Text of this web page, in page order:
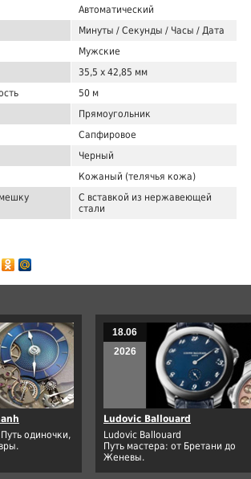
Автоматический
Минуты / Секунды / Часы / Дата
Мужские
35,5 x 42,85 мм
50 м
Прямоугольник
Сапфировое
Черный
Кожаный (телячья кожа)
С вставкой из нержавеющей
стали
одиночки,
18.06
2026
Ludovic Ballouard
Ludovic Ballouard
Путь мастера: от Бретани до
Женевы.